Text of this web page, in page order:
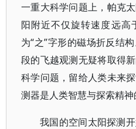
一重大科学问题上，帕克
阳附近不仅旋转速度远高
为“之”字形的磁场折反结
段的飞越观测无疑将取得
科学问题，留给人类未来
测器是人类智慧与探索精神
我国的空间太阳探测